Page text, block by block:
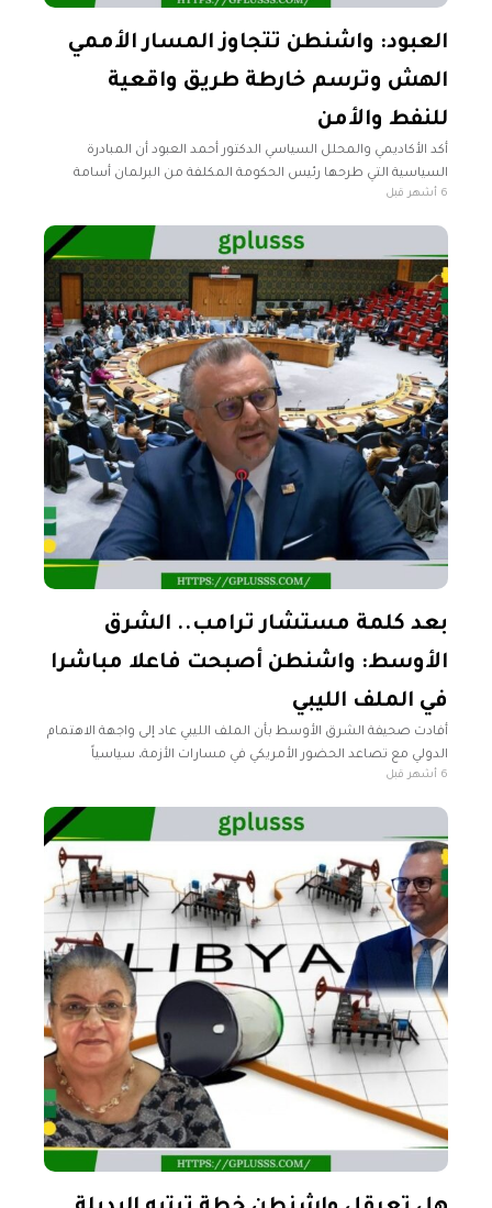
العبود: واشنطن تتجاوز المسار الأممي
الهش وترسم خارطة طريق واقعية
للنفط والأمن
أكد الأكاديمي والمحلل السياسي الدكتور أحمد العبود أن المبادرة
السياسية التي طرحها رئيس الحكومة المكلفة من البرلمان أسامة
حماد تعد محاولة جادة لإعادة ترتيب المشهد السياسي وتضع رئيس
6 أشهر قبل
بعد كلمة مستشار ترامب.. الشرق
الأوسط: واشنطن أصبحت فاعلا مباشرا
في الملف الليبي
أفادت صحيفة الشرق الأوسط بأن الملف الليبي عاد إلى واجهة الاهتمام
الدولي مع تصاعد الحضور الأمريكي في مسارات الأزمة، سياسياً
وعسكرياً واقتصادياً. وأوضحت الصحيفة في تقرير لها، أن مداخلة
6 أشهر قبل